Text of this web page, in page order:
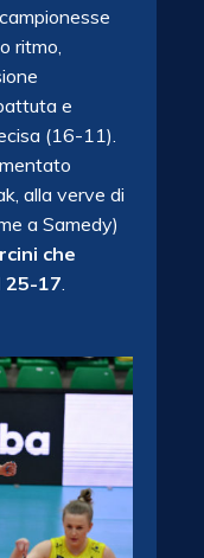
ritmo,
e
(16-11).
alla verve di
a Samedy)
che
25-17